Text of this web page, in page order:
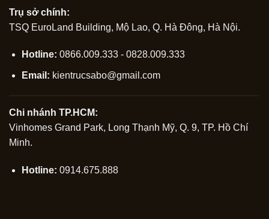
Trụ sở chính:
TSQ EuroLand Building, Mộ Lao, Q. Hà Đông, Hà Nội.
Hotline: 0866.009.333 - 0828.009.333
Email: kientrucsabo@gmail.com
Chi nhánh TP.HCM:
Vinhomes Grand Park, Long Thạnh Mỹ, Q. 9, TP. Hồ Chí
Minh.
Hotline: 0914.675.888